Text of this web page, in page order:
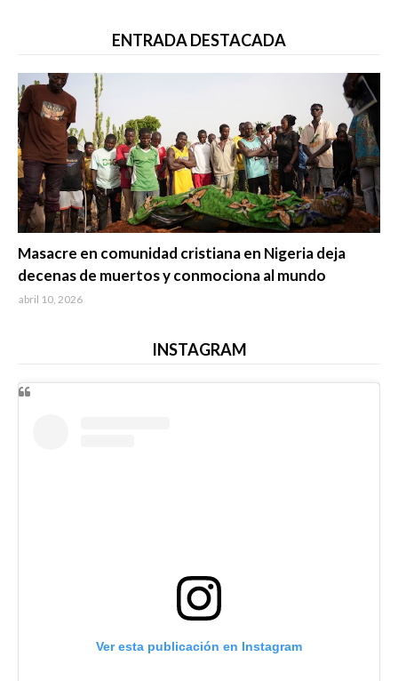
ENTRADA DESTACADA
Masacre en comunidad cristiana en Nigeria deja
decenas de muertos y conmociona al mundo
abril 10, 2026
INSTAGRAM
Ver esta publicación en Instagram